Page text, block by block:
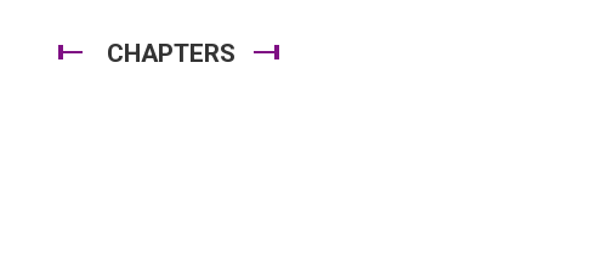
CHAPTERS